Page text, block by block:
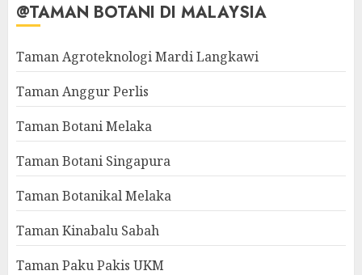
@TAMAN BOTANI DI MALAYSIA
Taman Agroteknologi Mardi Langkawi
Taman Anggur Perlis
Taman Botani Melaka
Taman Botani Singapura
Taman Botanikal Melaka
Taman Kinabalu Sabah
Taman Paku Pakis UKM